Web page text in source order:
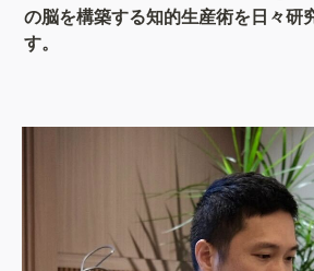
の脳を構築する知的生産術を日々研
す。